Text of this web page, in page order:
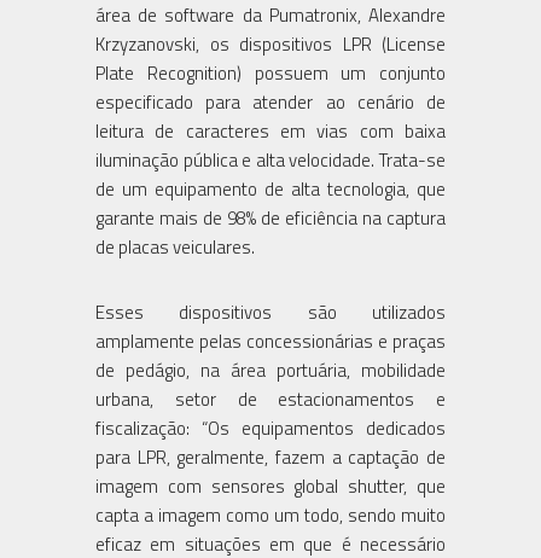
área de software da Pumatronix, Alexandre
Krzyzanovski, os dispositivos LPR (License
Plate Recognition) possuem um conjunto
especificado para atender ao cenário de
leitura de caracteres em vias com baixa
iluminação pública e alta velocidade. Trata-se
de um equipamento de alta tecnologia, que
garante mais de 98% de eficiência na captura
de placas veiculares.
Esses dispositivos são utilizados
amplamente pelas concessionárias e praças
de pedágio, na área portuária, mobilidade
urbana, setor de estacionamentos e
fiscalização: “Os equipamentos dedicados
para LPR, geralmente, fazem a captação de
imagem com sensores global shutter, que
capta a imagem como um todo, sendo muito
eficaz em situações em que é necessário